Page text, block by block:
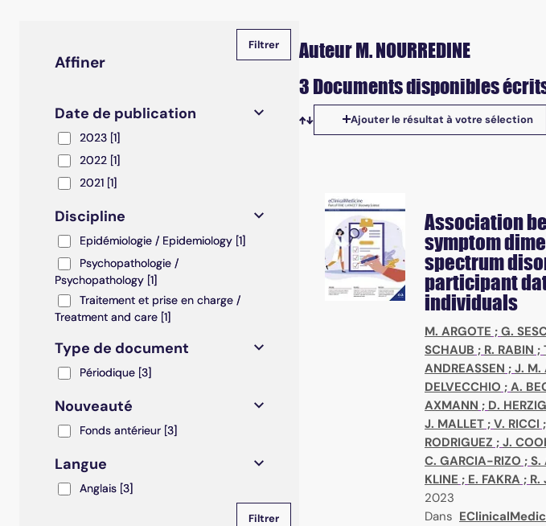
Affiner
Date de publication
20232023 [1]
20222022 [1]
20212021 [1]
Discipline
Epidémiologie / Epidemiology
Epidémiologie / Epidemiology [1]
Psychopathologie / Psychopathology
Psychopathologie /
Psychopathology [1]
Traitement et prise en charge / Treatment and care
Traitement et prise en charge /
Treatment and care [1]
Type de document
Périodique
Périodique [3]
Nouveauté
Fonds antérieur
Fonds antérieur [3]
Langue
AnglaisAnglais [3]
Auteur M. NOURREDINE
3 Documents disponibles
Tris disponibles
Ajouter le résultat à votre sélection
Association
symptom
spectrum
participant
individuals
M. ARGOTE ; G.
SCHAUB ; R. RABIN ;
ANDREASSEN ; J. M.
DELVECCHIO ; A.
AXMANN ; D. HERZIG
J. MALLET ; V. RICCI ;
RODRIGUEZ ; J.
C. GARCIA-RIZO ; S.
KLINE ; E. FAKRA ; R.
2023
Dans